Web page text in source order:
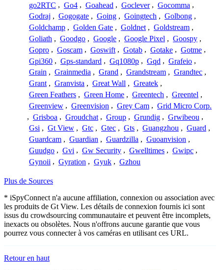
go2RTC , Go4 , Goahead , Goclever , Gocomma ,
Godraj , Gogogate , Going , Goingtech , Golbong ,
Goldchamp , Golden Gate , Goldnet , Goldstream ,
Goliath , Goodgo , Google , Google Pixel , Goospy ,
Gopro , Goscam , Goswift , Gotab , Gotake , Gotme ,
Gpi360 , Gps-standard , Gq1080p , Gqd , Grafeio ,
Grain , Grainmedia , Grand , Grandstream , Grandtec ,
Grant , Granvista , Great Wall , Greatek ,
Green Feathers , Green Home , Greentech , Greentel ,
Greenview , Greenvision , Grey Cam , Grid Micro Corp.
, Grisboa , Groudchat , Group , Grundig , Grwibeou ,
Gsi , Gt View , Gtc , Gtec , Gts , Guangzhou , Guard ,
Guardcam , Guardian , Guardzilla , Guoanvision ,
Guudgo , Gvi , Gw Security , Gwelltimes , Gwipc ,
Gynoii , Gyration , Gyuk , Gzhou
Plus de Sources
* iSpyConnect n'a aucune affiliation, connexion ou association avec
les produits de Gt View. Les détails de connexion fournis ici sont
issus du crowdsourcing communautaire et peuvent être incomplets,
inexacts ou obsolètes. Nous n'offrons aucune garantie que vous
pourrez vous connecter à vos caméras en utilisant ces URL.
Retour en haut